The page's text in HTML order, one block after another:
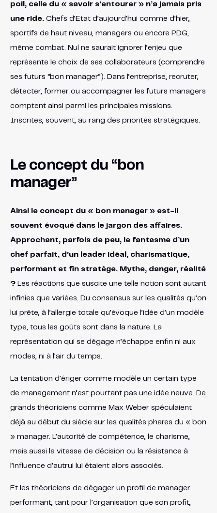
poil, celle du « savoir s’entourer » n’a jamais pris
une ride.Chefs d’Etat d’aujourd’hui comme d’hier,
sportifs de haut niveau, managers ou encore PDG,
même combat. Nul ne saurait ignorer l’enjeu que
représente le choix de ses collaborateurs (comprendre
ses futurs “bon manager”). Dans l’entreprise, recruter,
détecter, former ou accompagner les futurs managers
comptent ainsi parmi les principales missions.
Inscrites, souvent, au rang des priorités stratégiques.
Le concept du “bon
manager”
Ainsi le concept du « bon manager » est-il
souvent évoqué dans le jargon des affaires.
Approchant, parfois de peu, le fantasme d’un
chef parfait, d’un leader idéal, charismatique,
performant et fin stratège. Mythe, danger, réalité
?Les réactions que suscite une telle notion sont autant
infinies que variées. Du consensus sur les qualités qu’on
lui prête, à l’allergie totale qu’évoque l’idée d’un modèle
type, tous les goûts sont dans la nature. La
représentation qui se dégage n’échappe enfin ni aux
modes, ni à l’air du temps.
La tentation d’ériger comme modèle un certain type
de management n’est pourtant pas une idée neuve. De
grands théoriciens comme Max Weber spéculaient
déjà au début du siècle sur les qualités phares du « bon
» manager. L’autorité de compétence, le charisme,
mais aussi la vitesse de décision ou la résistance à
l’influence d’autrui lui étaient alors associés.
Et les théoriciens de dégager un profil de manager
performant, tant pour l’organisation que son profit,